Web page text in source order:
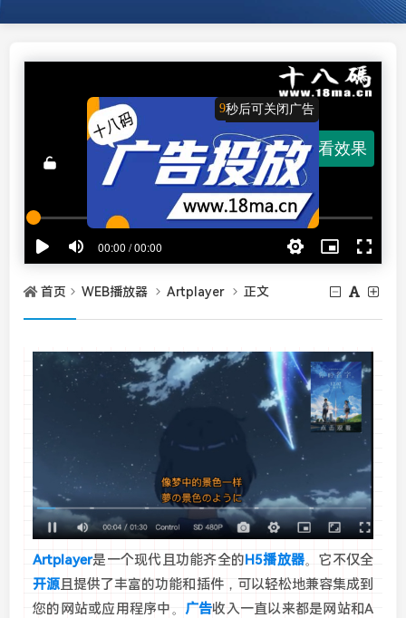
首页 WEB播放器 Artplayer 正文
Artplayer是一个现代且功能齐全的H5播放器。它不仅全
开源 且提供了丰富的功能和插件，可以轻松地兼容集成到
您的网站或应用程序中。 广告收入一直以来都是网站和A